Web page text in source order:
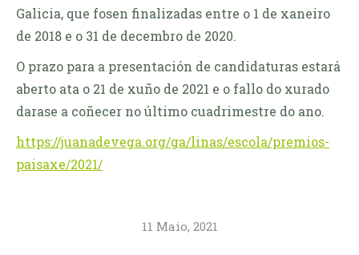
Galicia, que fosen finalizadas entre o 1 de xaneiro
de 2018 e o 31 de decembro de 2020.
O prazo para a presentación de candidaturas estará
aberto ata o 21 de xuño de 2021 e o fallo do xurado
darase a coñecer no último cuadrimestre do ano.
https://juanadevega.org/ga/linas/escola/premios-
paisaxe/2021/
11 Maio, 2021